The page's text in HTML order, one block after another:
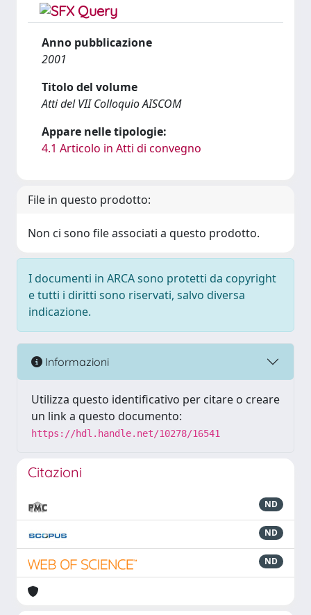
Anno pubblicazione
2001
Titolo del volume
Atti del VII Colloquio AISCOM
Appare nelle tipologie:
4.1 Articolo in Atti di convegno
File in questo prodotto:
Non ci sono file associati a questo prodotto.
I documenti in ARCA sono protetti da copyright
e tutti i diritti sono riservati, salvo diversa
indicazione.
Informazioni
Utilizza questo identificativo per citare o creare
un link a questo documento:
https://hdl.handle.net/10278/16541
Citazioni
ND
ND
ND